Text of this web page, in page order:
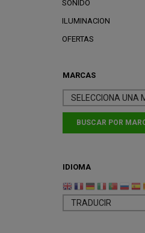
SONIDO
ILUMINACION
OFERTAS
MARCAS
IDIOMA